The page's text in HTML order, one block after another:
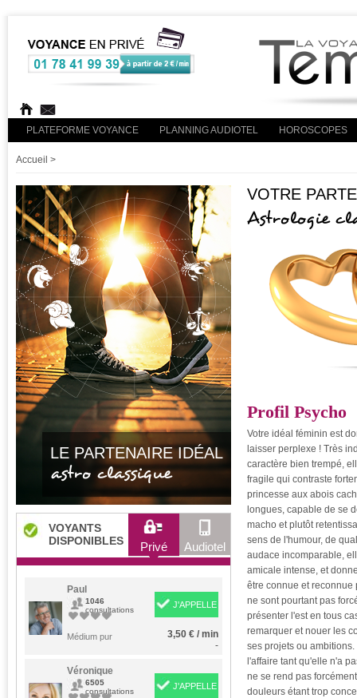
PLATEFORME VOYANCE PLANNING AUDIOTEL HOROSCOPES
Accueil >
LE PARTENAIRE IDÉAL
astro classique
VOYANTS
DISPONIBLES
Privé Audiotel
Paul
1046
consultations
Médium pur
J'APPELLE
3,50 € / min
-
Véronique
6505
consultations
J'APPELLE
VOTRE
Astrologie
Profil Psycho
Votre idéal féminin est
laisser perplexe ! Très
caractère bien trempé,
fragile qui contraste
princesse aux abois
longues, capable de se
macho et plutôt
sens de l'humour, de
audace incomparable,
amicale intense, et
être connue et reconnue
ne sont pourtant pas
présenter l'est en tous
remarquer et nouer les
ses projets ou
l'affaire tant qu'elle n'a
ne se rend pas
douleurs étant trop